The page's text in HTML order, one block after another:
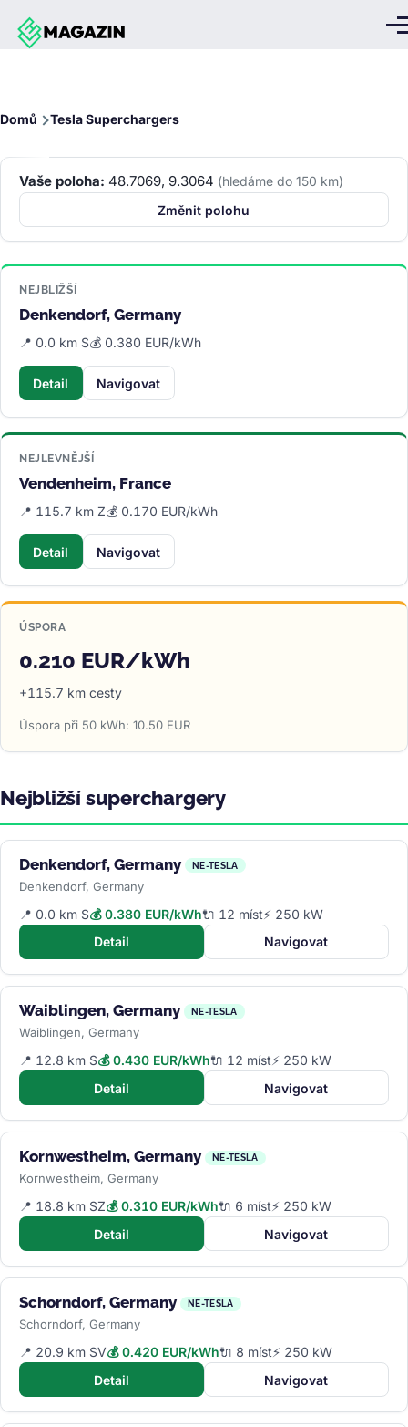
Přejít k hlavnímu obsahu
Domů Tesla Superchargers
Vaše poloha: 48.7069, 9.3064 (hledáme do 150 km)
Změnit polohu
NEJBLIŽŠÍ
Denkendorf, Germany
📍 0.0 km S💰 0.380 EUR/kWh
Detail Navigovat
NEJLEVNĚJŠÍ
Vendenheim, France
📍 115.7 km Z💰 0.170 EUR/kWh
Detail Navigovat
ÚSPORA
0.210 EUR/kWh
+115.7 km cesty
Úspora při 50 kWh: 10.50 EUR
Nejbližší superchargery
Denkendorf, Germany NE-TESLA
Denkendorf, Germany
📍 0.0 km S💰 0.380 EUR/kWh🔌 12 míst⚡ 250 kW
Detail
Navigovat
Waiblingen, Germany NE-TESLA
Waiblingen, Germany
📍 12.8 km S💰 0.430 EUR/kWh🔌 12 míst⚡ 250 kW
Detail
Navigovat
Kornwestheim, Germany NE-TESLA
Kornwestheim, Germany
📍 18.8 km SZ💰 0.310 EUR/kWh🔌 6 míst⚡ 250 kW
Detail
Navigovat
Schorndorf, Germany NE-TESLA
Schorndorf, Germany
📍 20.9 km SV💰 0.420 EUR/kWh🔌 8 míst⚡ 250 kW
Detail
Navigovat